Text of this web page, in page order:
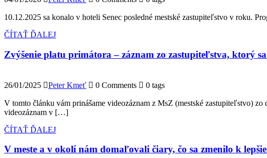
10.12.2025 sa konalo v hoteli Senec posledné mestské zastupiteľstvo v roku.
ČÍTAŤ ĎALEJ
Zvýšenie platu primátora – záznam zo zastupiteľstva, ktorý
26/01/2025 Peter Kmeť 0 Comments 0 tags
V tomto článku vám prinášame videozáznam z MsZ (mestské zastupiteľstvo)
videozáznam v […]
ČÍTAŤ ĎALEJ
V meste a v okolí nám domaľovali čiary, čo sa zmenilo k